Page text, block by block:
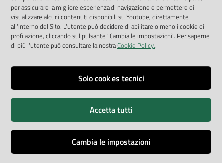
Le Infografiche
Dispenser dati
Vai alla pagina
Privacy
Accessibilità
Credits
per assicurare la migliore esperienza di navigazione e permettere di
visualizzare alcuni contenuti disponibili su Youtube, direttamente
all'interno del Sito. L'utente può decidere di abilitare o meno i cookie di
profilazione, cliccando sul pulsante "Cambia le impostazioni". Per saperne
di più l'utente può consultare la nostraCookie Policy..
Solo cookies tecnici
Accetta tutti
Cambia le impostazioni